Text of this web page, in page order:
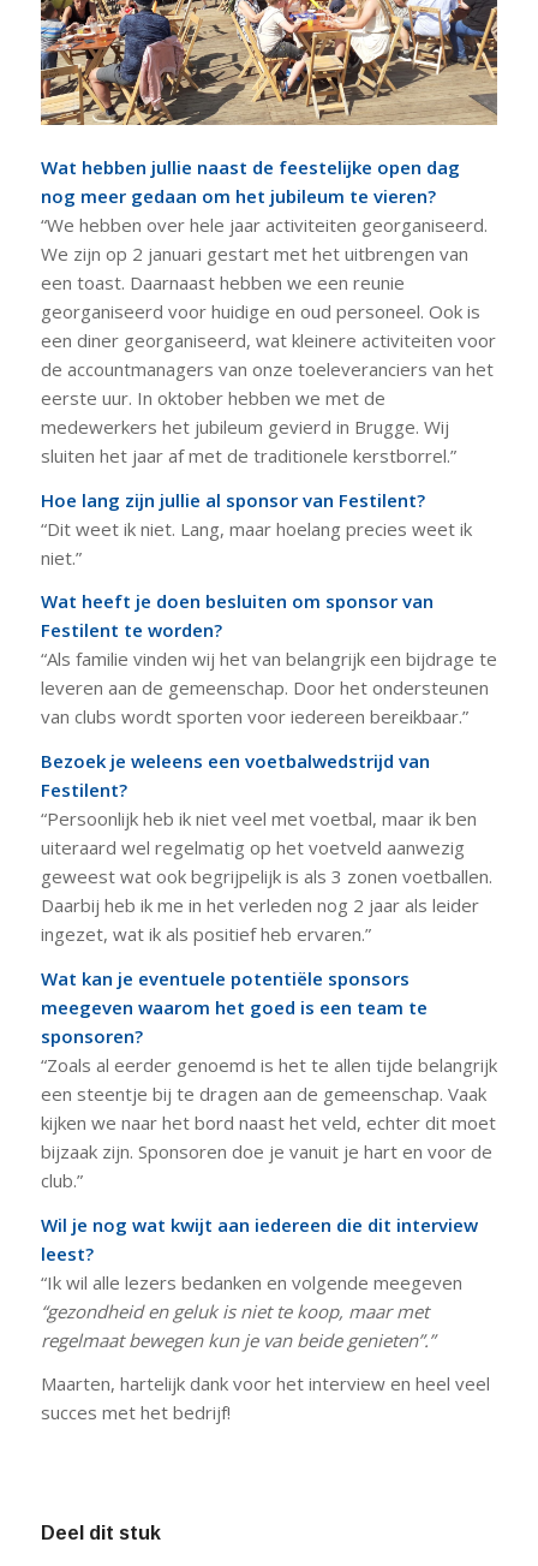
Wat hebben jullie naast de feestelijke open dag
nog meer gedaan om het jubileum te vieren?
“We hebben over hele jaar activiteiten georganiseerd.
We zijn op 2 januari gestart met het uitbrengen van
een toast. Daarnaast hebben we een reunie
georganiseerd voor huidige en oud personeel. Ook is
een diner georganiseerd, wat kleinere activiteiten voor
de accountmanagers van onze toeleveranciers van het
eerste uur. In oktober hebben we met de
medewerkers het jubileum gevierd in Brugge. Wij
sluiten het jaar af met de traditionele kerstborrel.”
Hoe lang zijn jullie al sponsor van Festilent?
“Dit weet ik niet. Lang, maar hoelang precies weet ik
niet.”
Wat heeft je doen besluiten om sponsor van
Festilent te worden?
“Als familie vinden wij het van belangrijk een bijdrage te
leveren aan de gemeenschap. Door het ondersteunen
van clubs wordt sporten voor iedereen bereikbaar.”
Bezoek je weleens een voetbalwedstrijd van
Festilent?
“Persoonlijk heb ik niet veel met voetbal, maar ik ben
uiteraard wel regelmatig op het voetveld aanwezig
geweest wat ook begrijpelijk is als 3 zonen voetballen.
Daarbij heb ik me in het verleden nog 2 jaar als leider
ingezet, wat ik als positief heb ervaren.”
Wat kan je eventuele potentiële sponsors
meegeven waarom het goed is een team te
sponsoren?
“Zoals al eerder genoemd is het te allen tijde belangrijk
een steentje bij te dragen aan de gemeenschap. Vaak
kijken we naar het bord naast het veld, echter dit moet
bijzaak zijn. Sponsoren doe je vanuit je hart en voor de
club.”
Wil je nog wat kwijt aan iedereen die dit interview
leest?
“Ik wil alle lezers bedanken en volgende meegeven
“gezondheid en geluk is niet te koop, maar met
regelmaat bewegen kun je van beide genieten”.”
Maarten, hartelijk dank voor het interview en heel veel
succes met het bedrijf!
Deel dit stuk